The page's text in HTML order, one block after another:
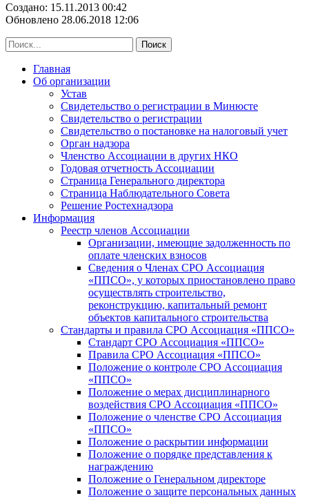
Создано: 15.11.2013 00:42
Обновлено 28.06.2018 12:06
Главная
Об организации
Устав
Свидетельство о регистрации в Минюсте
Свидетельство о регистрации
Свидетельство о постановке на налоговый учет
Орган надзора
Членство Ассоциации в других НКО
Годовая отчетность Ассоциации
Страница Генерального директора
Страница Наблюдательного Совета
Решение Ростехнадзора
Информация
Реестр членов Ассоциации
Организации, имеющие задолженность по
оплате членских взносов
Сведения о Членах СРО Ассоциация
«ППСО», у которых приостановлено право
осуществлять строительство,
реконструкцию, капитальный ремонт
объектов капитального строительства
Стандарты и правила СРО Ассоциация «ППСО»
Стандарт СРО Ассоциация «ППСО»
Правила СРО Ассоциация «ППСО»
Положение о контроле СРО Ассоциация
«ППСО»
Положение о мерах дисциплинарного
воздействия СРО Ассоциация «ППСО»
Положение о членстве СРО Ассоциация
«ППСО»
Положение о раскрытии информации
Положение о порядке представления к
награждению
Положение о Генеральном директоре
Положение о защите персональных данных